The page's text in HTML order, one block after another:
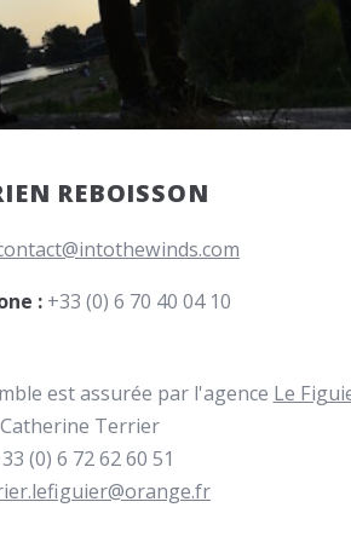
REBOISSON
: +33 (0) 6 70 40 04 10
est assurée par l'agence Le
Catherine Terrier
(0) 6 72 62 60 51